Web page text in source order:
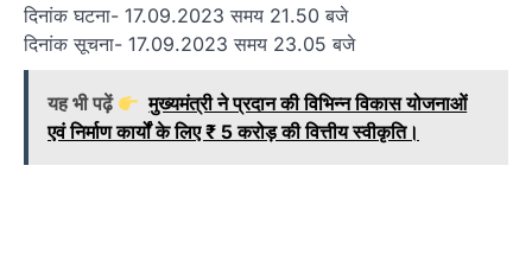
दिनांक घटना- 17.09.2023 समय 21.50 बजे
दिनांक सूचना- 17.09.2023 समय 23.05 बजे
यह भी पढ़ें
मुख्यमंत्री ने प्रदान की विभिन्न विकास योजनाओं
एवं निर्माण कार्यों के लिए ₹ 5 करोड़ की वित्तीय स्वीकृति।